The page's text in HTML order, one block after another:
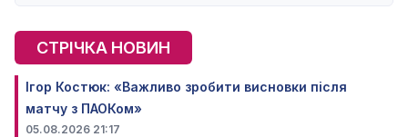
СТРІЧКА НОВИН
Ігор Костюк: «Важливо зробити висновки після
матчу з ПАОКом»
05.08.2026 21:17